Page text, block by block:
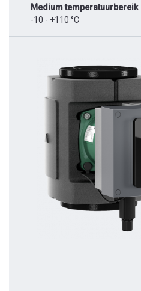
Medium temperatuurbereik
-10 - +110 °C